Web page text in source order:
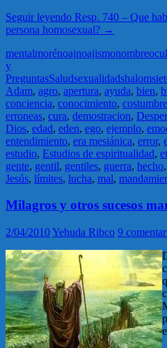
Seguir leyendo Resp. 740 – Que
persona homosexual? →
mentalmorénoajnoajismonombre
y
PreguntasSaludsexualidadshalom
Adam, agro, apertura, ayuda, bien,
conciencia, conocimiento, costumbre
erroneas, cura, demostracion,
Dios, edad, eden, ego, ejemplo,
entendimiento, era mesiánica, error,
estudio, Estudios de espiritualidad,
gente, gentil, gentiles, guerra, hecho,
Jesús, límites, lucha, mal,
Milagros y otros sucesos
2/04/2010Yehuda Ribco 9